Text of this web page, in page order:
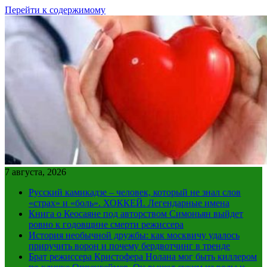
Перейти к содержимому
7 августа, 2026
Русский камикадзе – человек, который не знал слов
«страх» и «боль». ХОККЕЙ. Легендарные имена
Книга о Кеосаяне под авторством Симоньян выйдет
ровно к годовщине смерти режиссера
История необычной дружбы: как москвичу удалось
приручить ворон и почему бердвотчинг в тренде
Брат режиссера Кристофера Нолана мог быть киллером